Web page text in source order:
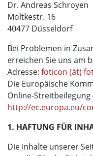
Dr. Andreas Schroyen
Moltkestr. 16
40477 Düsseldorf
Bei Problemen in
erreichen Sie uns am
Adresse: foticon (ät)
Die Europäische
Online-Streitbeilegung
http://ec.europa.eu/
1. HAFTUNG FÜR
Die Inhalte unserer